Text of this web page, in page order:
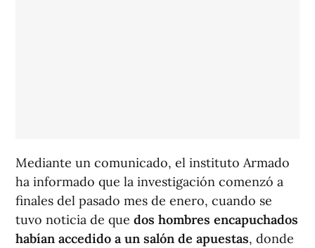
Mediante un comunicado, el instituto Armado
ha informado que la investigación comenzó a
finales del pasado mes de enero, cuando se
tuvo noticia de que dos hombres encapuchados
habían accedido a un salón de apuestas, donde